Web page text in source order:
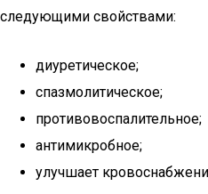
следующими свойствами:
диуретическое;
спазмолитическое;
противовоспалительное;
антимикробное;
улучшает